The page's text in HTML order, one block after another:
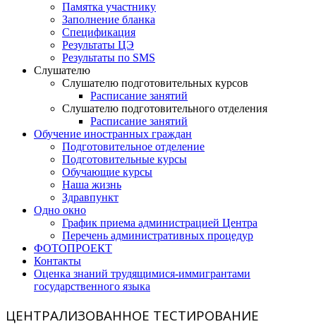
Памятка участнику
Заполнение бланка
Спецификация
Результаты ЦЭ
Результаты по SMS
Слушателю
Слушателю подготовительных курсов
Расписание занятий
Слушателю подготовительного отделения
Расписание занятий
Обучение иностранных граждан
Подготовительное отделение
Подготовительные курсы
Обучающие курсы
Наша жизнь
Здравпункт
Одно окно
График приема администрацией Центра
Перечень административных процедур
ФОТОПРОЕКТ
Контакты
Оценка знаний трудящимися-иммигрантами
государственного языка
ЦЕНТРАЛИЗОВАННОЕ ТЕСТИРОВАНИЕ